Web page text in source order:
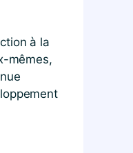
à la
mêmes,